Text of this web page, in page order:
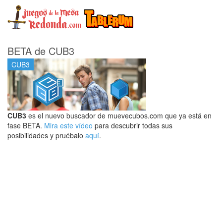
BETA de CUB3
CUB3
CUB3 es el nuevo buscador de muevecubos.com que ya está en
fase BETA. Mira este vídeo para descubrir todas sus
posibilidades y pruébalo aquí.